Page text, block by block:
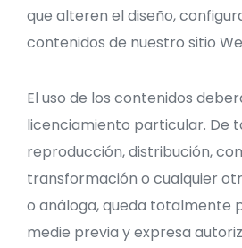
que alteren el diseño,
contenidos de nuestro sitio
El uso de los contenidos
licenciamiento particular. De
reproducción, distribución,
transformación o cualquier
o análoga, queda totalmente
medie previa y expresa